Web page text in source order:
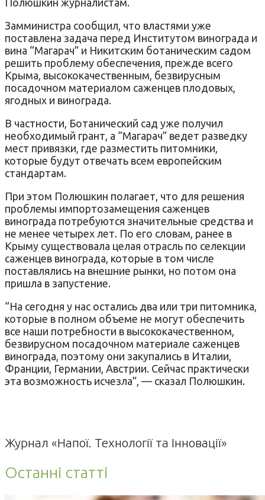
Замминистра сообщил, что властями уже
поставлена задача перед Институтом винограда и
вина “Магарач” и Никитским ботаническим садом
решить проблему обеспечения, прежде всего
Крыма, высококачественным, безвирусным
посадочном материалом саженцев плодовых,
ягодных и винограда.
В частности, Ботанический сад уже получил
необходимый грант, а “Магарач” ведет разведку
мест привязки, где разместить питомники,
которые будут отвечать всем европейским
стандартам.
При этом Полюшкин полагает, что для решения
проблемы импортозамещения саженцев
винограда потребуются значительные средства и
не менее четырех лет. По его словам, ранее в
Крыму существовала целая отрасль по селекции
саженцев винограда, которые в том числе
поставлялись на внешние рынки, но потом она
пришла в запустение.
“На сегодня у нас остались два или три питомника,
которые в полном объеме не могут обеспечить
все наши потребности в высококачественном,
безвирусном посадочном материале саженцев
винограда, поэтому они закупались в Италии,
Франции, Германии, Австрии. Сейчас практически
эта возможность исчезла”, — сказал Полюшкин.
Журнал «Напої. Технології та Інновації»
Останні статті